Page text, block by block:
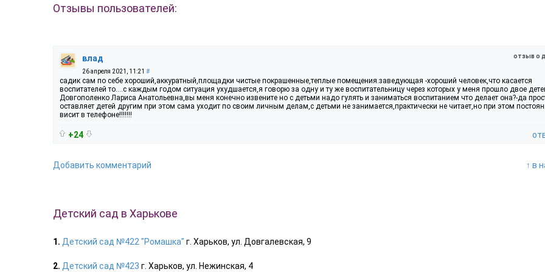
Отзывы пользователей:
отзыв о
влад
26 апреля 2021, 11:21 #
садик сам по себе хороший,аккуратный,площадки чистые покрашенные,теплые помещения.заведующая -хороший человек,что касается
воспитателей то....с каждым годом ситуация ухудшается,я говорю за одну и ту же воспитательницу через которых у меня прошло двое
Довгополенко Лариса Анатольевна,вы меня конечно извените но с детьми надо гулять и заниматься воспитанием что делает она?-да
оставляет детей другим при этом сама уходит по своим личным делам,с детьми не занимается,практически не читает,но при этом
висит в телефоне!!!!!!!
+24
Добавить комментарий ↑ в
Детский сад в Харькове
1. Детский сад №422 "Ромашка" г. Харьков, ул. Довгалевская, 9
2. Детский сад №423 г. Харьков, ул. Нежинская, 4